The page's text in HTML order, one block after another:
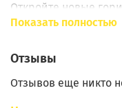
Откройте новые
неохмеленным
поможет вам
качественное
глубоким ароматом.
Показать полностью
Отзывы
Отзывов еще никто